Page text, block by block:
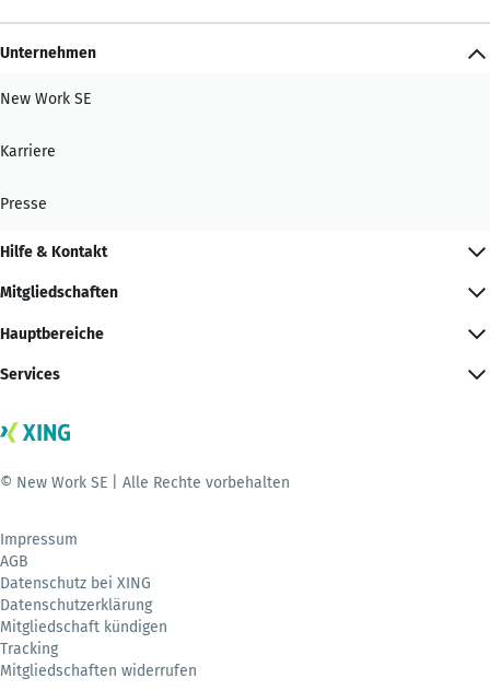
Unternehmen
New Work SE
Karriere
Presse
Hilfe & Kontakt
Mitgliedschaften
Hauptbereiche
Services
© New Work SE | Alle Rechte vorbehalten
Impressum
AGB
Datenschutz bei XING
Datenschutzerklärung
Mitgliedschaft kündigen
Tracking
Mitgliedschaften widerrufen